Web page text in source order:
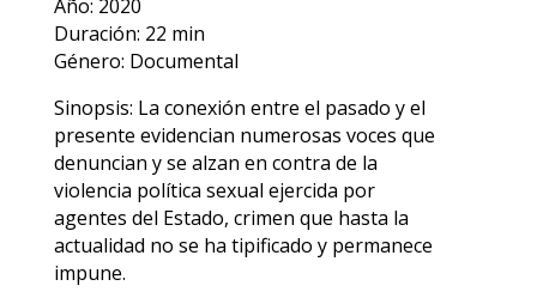
Año: 2020
Duración: 22 min
Género: Documental
Sinopsis: La conexión entre el pasado y el
presente evidencian numerosas voces que
denuncian y se alzan en contra de la
violencia política sexual ejercida por
agentes del Estado, crimen que hasta la
actualidad no se ha tipificado y permanece
impune.